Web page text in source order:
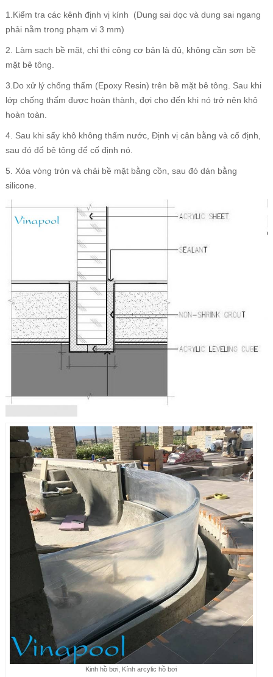
1.Kiểm tra các kênh định vị kính (Dung sai dọc và dung sai ngang
phải nằm trong phạm vi 3 mm)
2. Làm sạch bề mặt, chỉ thi công cơ bản là đủ, không cần sơn bề
mặt bê tông.
3.Do xử lý chống thấm (Epoxy Resin) trên bề mặt bê tông. Sau khi
lớp chống thấm được hoàn thành, đợi cho đến khi nó trở nên khô
hoàn toàn.
4. Sau khi sấy khô không thấm nước, Định vị cân bằng và cố định,
sau đó đổ bê tông để cố định nó.
5. Xóa vòng tròn và chải bề mặt bằng cồn, sau đó dán bằng
silicone.
Kinh hồ bơi, Kính arcylic hồ bơi